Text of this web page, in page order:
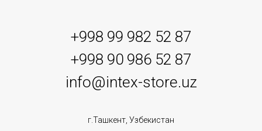
+998 99 982 52 87
+998 90 986 52 87
info@intex-store.uz
г.Ташкент, Узбекистан